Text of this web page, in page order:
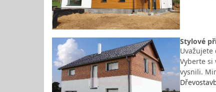
Stylové
Uvažujete
Vyberte si
vysnili.